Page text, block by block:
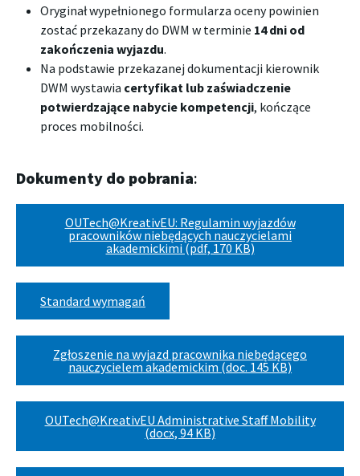
Oryginał wypełnionego formularza oceny powinien
zostać przekazany do DWM w terminie 14 dni od
zakończenia wyjazdu.
Na podstawie przekazanej dokumentacji kierownik
DWM wystawia certyfikat lub zaświadczenie
potwierdzające nabycie kompetencji, kończące
proces mobilności.
Dokumenty do pobrania:
OUTech@KreativEU: Regulamin wyjazdów
pracowników niebędących nauczycielami
akademickimi (pdf, 170 KB)
Standard wymagań
Zgłoszenie na wyjazd pracownika niebędącego
nauczycielem akademickim (doc. 145 KB)
OUTech@KreativEU Administrative Staff Mobility
(docx, 94 KB)